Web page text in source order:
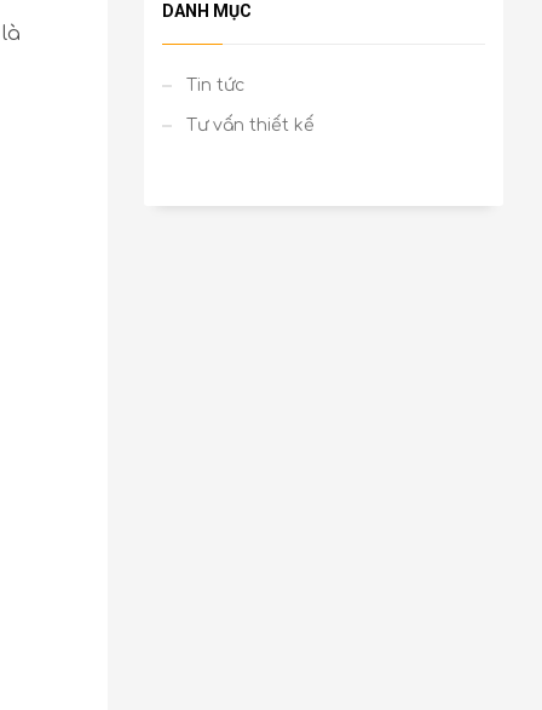
DANH MỤC
Tin tức
Tư vấn thiết kế